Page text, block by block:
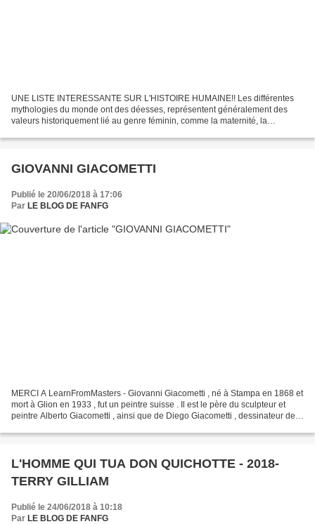
UNE LISTE INTERESSANTE SUR L'HISTOIRE HUMAINE!! Les différentes
mythologies du monde ont des déesses, représentent généralement des
valeurs historiquement lié au genre féminin, comme la maternité, la
GIOVANNI GIACOMETTI
Publié le 20/06/2018 à 17:06
Par LE BLOG DE FANFG
MERCI A LearnFromMasters - Giovanni Giacometti , né à Stampa en 1868 et
mort à Glion en 1933 , fut un peintre suisse . Il est le père du sculpteur et
peintre Alberto Giacometti , ainsi que de Diego Giacometti , dessinateur de
L'HOMME QUI TUA DON QUICHOTTE - 2018-
TERRY GILLIAM
Publié le 24/06/2018 à 10:18
Par LE BLOG DE FANFG